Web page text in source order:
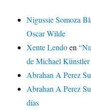
Nigussie Somoza
Oscar Wilde
Xente Lendoen
de Michael Künstler
Abrahan A Perez
Abrahan A Perez
días